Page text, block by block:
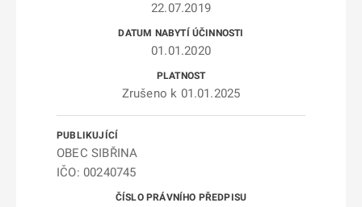
22.07.2019
01.01.2020
Zrušeno k 01.01.2025
OBEC SIBŘINA
IČO: 00240745